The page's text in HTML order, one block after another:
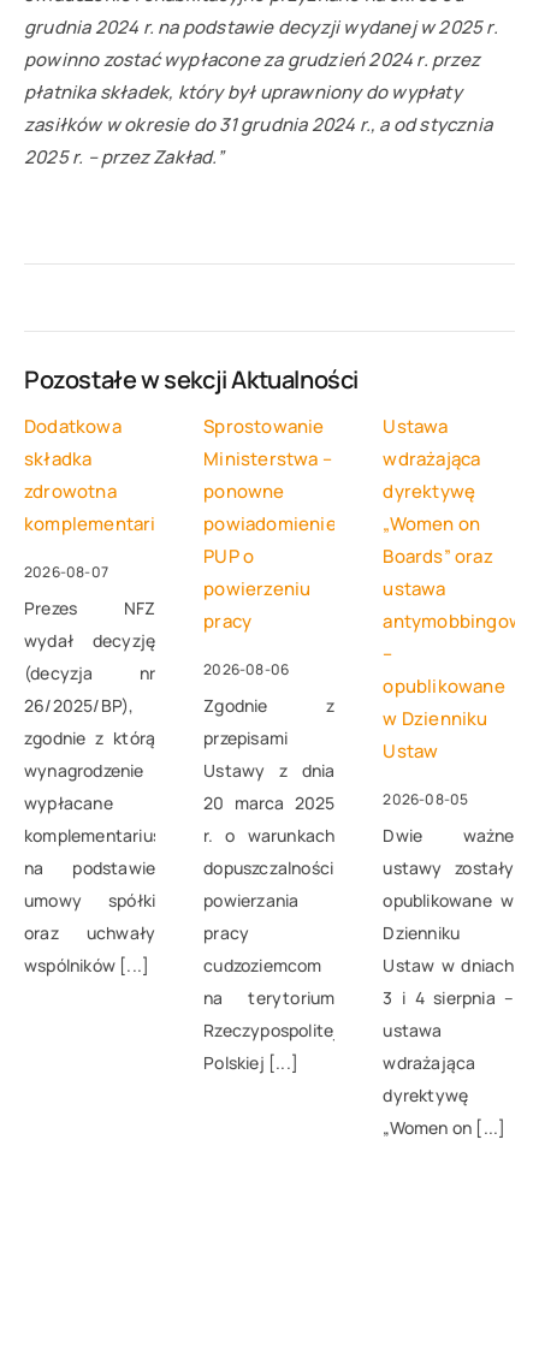
grudnia 2024 r. na podstawie decyzji wydanej w 2025 r.
powinno zostać wypłacone za grudzień 2024 r. przez
płatnika składek, który był uprawniony do wypłaty
zasiłków w okresie do 31 grudnia 2024 r., a od stycznia
2025 r. – przez Zakład.”
Pozostałe w sekcjiAktualności
Dodatkowa
składka
zdrowotna
komplementariusza
2026-08-07
Prezes NFZ
wydał decyzję
(decyzja nr
26/2025/BP),
zgodnie z którą
wynagrodzenie
wypłacane
komplementariuszowi
na podstawie
umowy spółki
oraz uchwały
wspólników [...]
Sprostowanie
Ministerstwa –
ponowne
powiadomienie
PUP o
powierzeniu
pracy
2026-08-06
Zgodnie z
przepisami
Ustawy z dnia
20 marca 2025
r. o warunkach
dopuszczalności
powierzania
pracy
cudzoziemcom
na terytorium
Rzeczypospolitej
Polskiej [...]
Ustawa
wdrażająca
dyrektywę
„Women on
Boards” oraz
ustawa
antymobbingowa
–
opublikowane
w Dzienniku
Ustaw
2026-08-05
Dwie ważne
ustawy zostały
opublikowane w
Dzienniku
Ustaw w dniach
3 i 4 sierpnia –
ustawa
wdrażająca
dyrektywę
„Women on [...]